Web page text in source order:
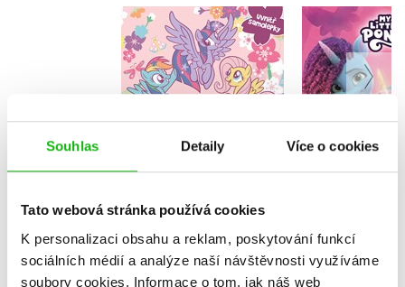
Souhlas Detaily Více o cookies
Tato webová stránka používá cookies
K personalizaci obsahu a reklam, poskytování funkcí
sociálních médií a analýze naší návštěvnosti využíváme
soubory cookies. Informace o tom, jak náš web
My Little Pony -
Omalovánky se
samolepkami
Kolektiv
103 Kč
My Little
103 Kč